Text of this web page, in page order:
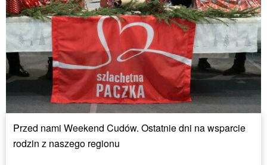
Przed nami Weekend Cudów. Ostatnie dni na wsparcie
rodzin z naszego regionu